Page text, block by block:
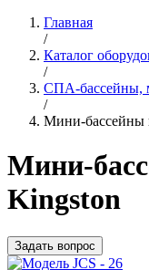
Главная
/
Каталог
/
СПА-бассейны,
/
Мини-бассейны
Мини-
Kingston
Задать вопрос